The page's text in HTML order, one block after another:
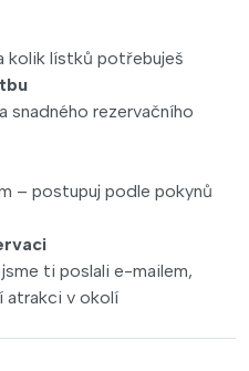
kolik lístků potřebuješ
snadného rezervačního
– postupuj podle pokynů
ti poslali e-mailem,
atrakci v okolí